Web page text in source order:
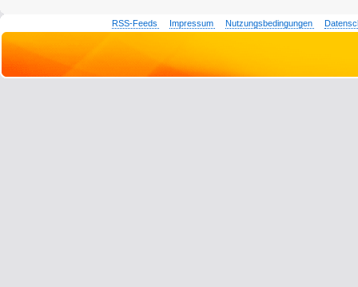
RSS-Feeds Impressum Nutzungsbedingungen